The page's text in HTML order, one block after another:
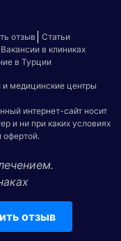
отзыв
отзыв
Статьи
Вакансии в клиниках
в Турции
медицинские центры
интернет-сайт носит
и ни при каких условиях
офертой.